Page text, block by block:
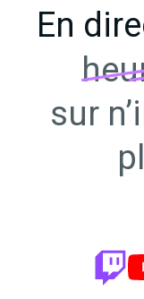
En
sur